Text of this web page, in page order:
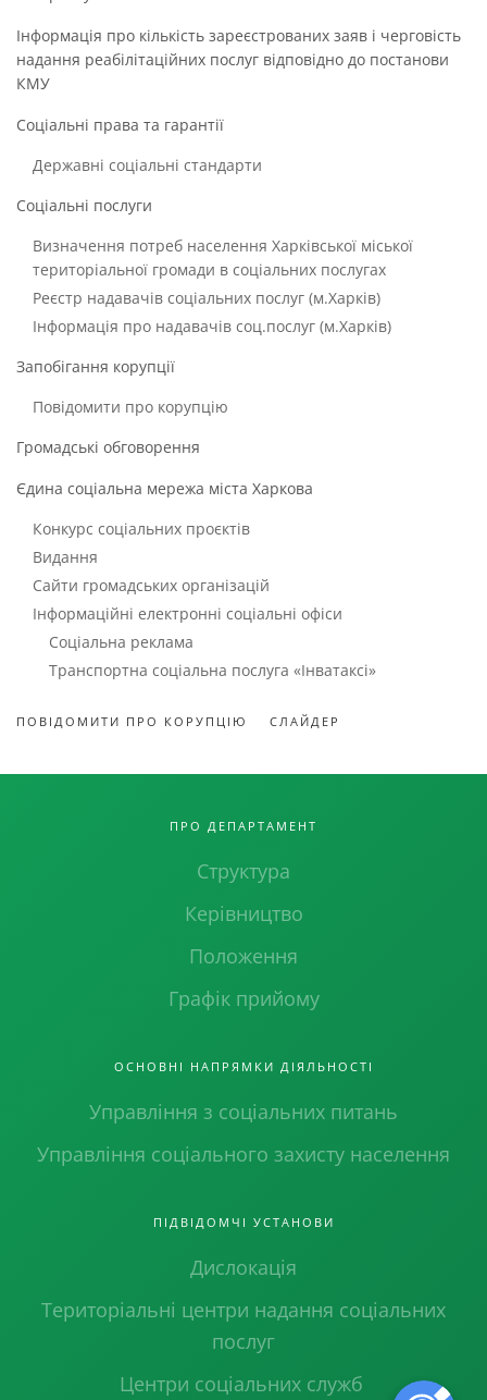
Інформація про кількість зареєстрованих заяв і черговість
надання реабілітаційних послуг відповідно до постанови
КМУ
Соціальні права та гарантії
Державні соціальні стандарти
Соціальні послуги
Визначення потреб населення Харківської міської
територіальної громади в соціальних послугах
Реєстр надавачів соціальних послуг (м.Харків)
Інформація про надавачів соц.послуг (м.Харків)
Запобігання корупції
Повідомити про корупцію
Громадські обговорення
Єдина соціальна мережа міста Харкова
Конкурс соціальних проєктів
Видання
Сайти громадських організацій
Інформаційні електронні соціальні офіси
Соціальна реклама
Транспортна соціальна послуга «Інватаксі»
ПОВІДОМИТИ ПРО КОРУПЦІЮ СЛАЙДЕР
ПРО ДЕПАРТАМЕНТ
Структура
Керівництво
Положення
Графік прийому
ОСНОВНІ НАПРЯМКИ ДІЯЛЬНОСТІ
Управління з соціальних питань
Управління соціального захисту населення
ПІДВІДОМЧІ УСТАНОВИ
Дислокація
Територіальні центри надання соціальних
послуг
Центри соціальних служб